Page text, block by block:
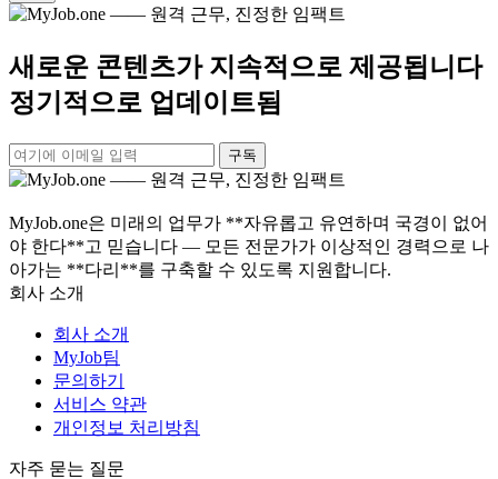
새로운 콘텐츠가 지속적으로 제공됩니다
정기적으로 업데이트됨
구독
MyJob.one은 미래의 업무가 **자유롭고 유연하며 국경이 없어
야 한다**고 믿습니다 — 모든 전문가가 이상적인 경력으로 나
아가는 **다리**를 구축할 수 있도록 지원합니다.
회사 소개
회사 소개
MyJob팀
문의하기
서비스 약관
개인정보 처리방침
자주 묻는 질문